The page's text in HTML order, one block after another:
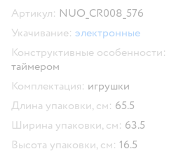
Артикул: NUO_CR008_576
Укачивание: электронные
Конструктивные особенности:
таймером
Комплектация: игрушки
Длина упаковки, см: 65.5
Ширина упаковки, см: 63.5
Высота упаковки, см: 16.5